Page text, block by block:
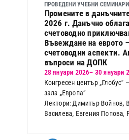
ПРОВЕДЕНИ УЧЕБНИ СЕМИНАРИ
Промените в
2026 г. Данъчно
счетоводно
Въвеждане на еврото
счетоводни аспекти.
въпроси на ДОПК
28 януари 2026– 30 януари
Конгресен център „Глобус“
зала „Европа“
Лектори: Димитър Войнов,
Василева, Евгения Попова,